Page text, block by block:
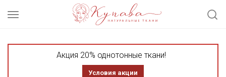
Акция 20% однотонные ткани!
Условия акции